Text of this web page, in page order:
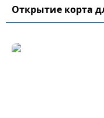
Открытие корта